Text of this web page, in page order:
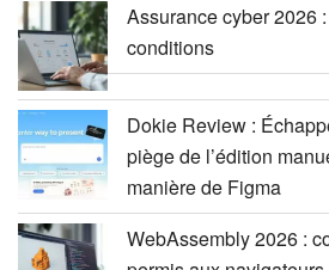
Assurance cyber 2026
conditions
Dokie Review :
piège de l’édition
manière de Figma
WebAssembly 2026 :